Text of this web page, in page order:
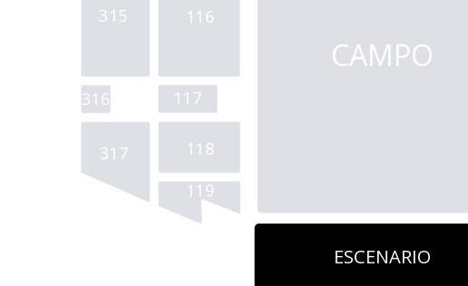
317
316
315
119
118
117
116
CAMPO
ESCENARIO